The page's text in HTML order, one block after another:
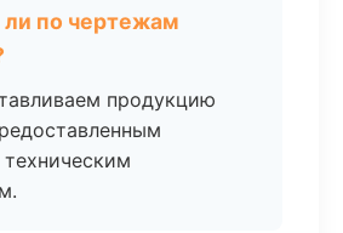
ли по чертежам
продукцию